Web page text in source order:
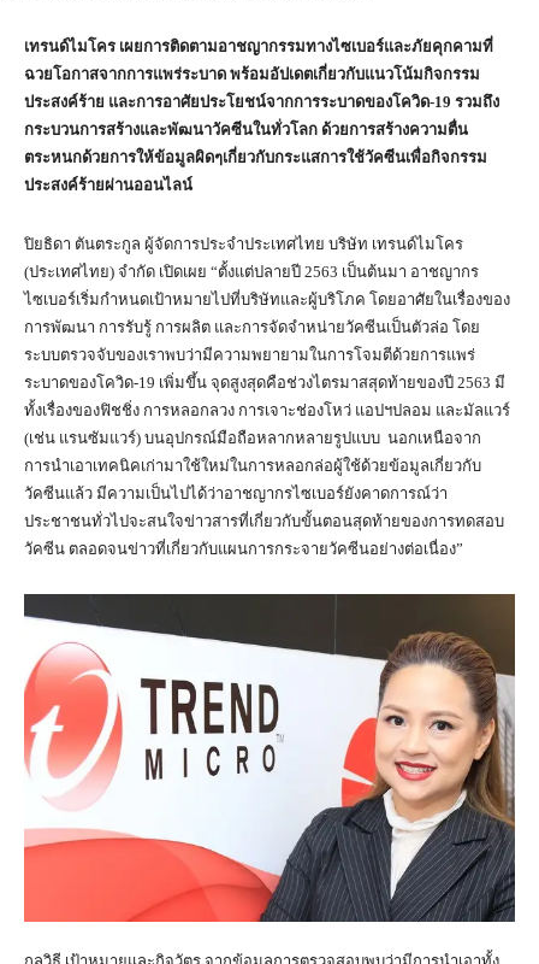
เทรนด์ไมโคร เผยการติดตามอาชญากรรมทางไซเบอร์และภัยคุกคามที่
ฉวยโอกาสจากการแพร่ระบาด พร้อมอัปเดตเกี่ยวกับแนวโน้มกิจกรรม
ประสงค์ร้าย และการอาศัยประโยชน์จากการระบาดของโควิด-19 รวมถึง
กระบวนการสร้างและพัฒนาวัคซีนในทั่วโลก ด้วยการสร้างความตื่น
ตระหนกด้วยการให้ข้อมูลผิดๆเกี่ยวกับกระแสการใช้วัคซีนเพื่อกิจกรรม
ประสงค์ร้ายผ่านออนไลน์
ปิยธิดา ตันตระกูล ผู้จัดการประจำประเทศไทย บริษัท เทรนด์ไมโคร
(ประเทศไทย) จำกัด เปิดเผย “ตั้งแต่ปลายปี 2563 เป็นต้นมา อาชญากร
ไซเบอร์เริ่มกำหนดเป้าหมายไปที่บริษัทและผู้บริโภค โดยอาศัยในเรื่องของ
การพัฒนา การรับรู้ การผลิต และการจัดจำหน่ายวัคซีนเป็นตัวล่อ โดย
ระบบตรวจจับของเราพบว่ามีความพยายามในการโจมตีด้วยการแพร่
ระบาดของโควิด-19 เพิ่มขึ้น จุดสูงสุดคือช่วงไตรมาสสุดท้ายของปี 2563 มี
ทั้งเรื่องของฟิชชิ่ง การหลอกลวง การเจาะช่องโหว่ แอปฯปลอม และมัลแวร์
(เช่น แรนซัมแวร์) บนอุปกรณ์มือถือหลากหลายรูปแบบ นอกเหนือจาก
การนำเอาเทคนิคเก่ามาใช้ใหม่ในการหลอกล่อผู้ใช้ด้วยข้อมูลเกี่ยวกับ
วัคซีนแล้ว มีความเป็นไปได้ว่าอาชญากรไซเบอร์ยังคาดการณ์ว่า
ประชาชนทั่วไปจะสนใจข่าวสารที่เกี่ยวกับขั้นตอนสุดท้ายของการทดสอบ
วัคซีน ตลอดจนข่าวที่เกี่ยวกับแผนการกระจายวัคซีนอย่างต่อเนื่อง”